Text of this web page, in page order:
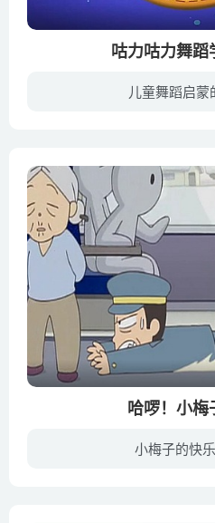
咕力咕力舞蹈
儿童舞蹈启蒙
哈啰！小梅
小梅子的快